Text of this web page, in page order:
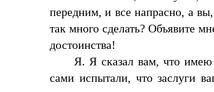
передним, и все напрасно, а
так много сделать? Объявите
достоинства!
Я. Я сказал вам, что
сами испытали, что заслуги